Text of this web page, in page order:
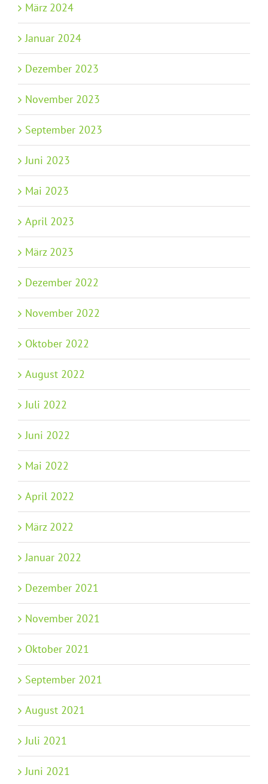
März 2024
Januar 2024
Dezember 2023
November 2023
September 2023
Juni 2023
Mai 2023
April 2023
März 2023
Dezember 2022
November 2022
Oktober 2022
August 2022
Juli 2022
Juni 2022
Mai 2022
April 2022
März 2022
Januar 2022
Dezember 2021
November 2021
Oktober 2021
September 2021
August 2021
Juli 2021
Juni 2021